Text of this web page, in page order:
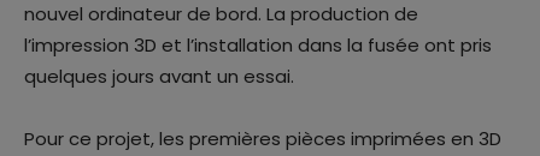
nouvel ordinateur de bord. La production de
l’impression 3D et l’installation dans la fusée ont pris
quelques jours avant un essai.
Pour ce projet, les premières pièces imprimées en 3D